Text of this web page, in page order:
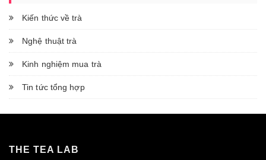
Kiến thức về trà
Nghệ thuật trà
Kinh nghiệm mua trà
Tin tức tổng hợp
THE TEA LAB